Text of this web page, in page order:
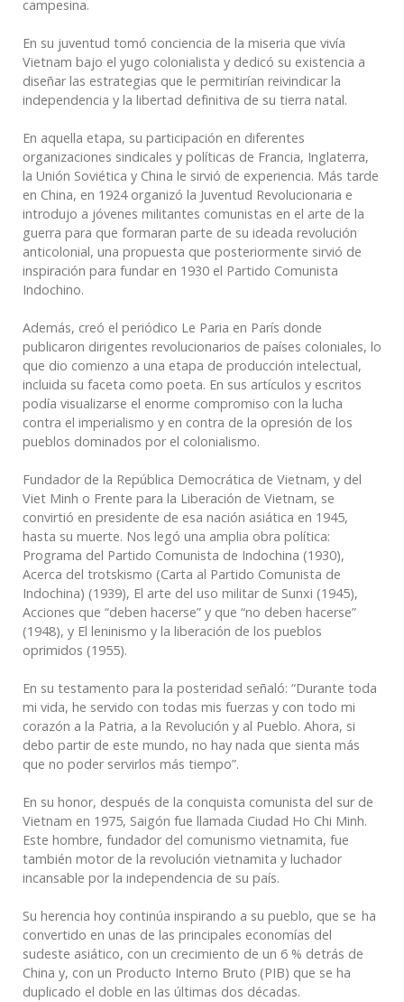
campesina.
En su juventud tomó conciencia de la miseria que vivía
Vietnam bajo el yugo colonialista y dedicó su existencia a
diseñar las estrategias que le permitirían reivindicar la
independencia y la libertad definitiva de su tierra natal.
En aquella etapa, su participación en diferentes
organizaciones sindicales y políticas de Francia, Inglaterra,
la Unión Soviética y China le sirvió de experiencia. Más tarde
en China, en 1924 organizó la Juventud Revolucionaria e
introdujo a jóvenes militantes comunistas en el arte de la
guerra para que formaran parte de su ideada revolución
anticolonial, una propuesta que posteriormente sirvió de
inspiración para fundar en 1930 el Partido Comunista
Indochino.
Además, creó el periódico Le Paria en París donde
publicaron dirigentes revolucionarios de países coloniales, lo
que dio comienzo a una etapa de producción intelectual,
incluida su faceta como poeta. En sus artículos y escritos
podía visualizarse el enorme compromiso con la lucha
contra el imperialismo y en contra de la opresión de los
pueblos dominados por el colonialismo.
Fundador de la República Democrática de Vietnam, y del
Viet Minh o Frente para la Liberación de Vietnam, se
convirtió en presidente de esa nación asiática en 1945,
hasta su muerte. Nos legó una amplia obra política:
Programa del Partido Comunista de Indochina (1930),
Acerca del trotskismo (Carta al Partido Comunista de
Indochina) (1939), El arte del uso militar de Sunxi (1945),
Acciones que “deben hacerse” y que “no deben hacerse”
(1948), y El leninismo y la liberación de los pueblos
oprimidos (1955).
En su testamento para la posteridad señaló: “Durante toda
mi vida, he servido con todas mis fuerzas y con todo mi
corazón a la Patria, a la Revolución y al Pueblo. Ahora, si
debo partir de este mundo, no hay nada que sienta más
que no poder servirlos más tiempo”.
En su honor, después de la conquista comunista del sur de
Vietnam en 1975, Saigón fue llamada Ciudad Ho Chi Minh.
Este hombre, fundador del comunismo vietnamita, fue
también motor de la revolución vietnamita y luchador
incansable por la independencia de su país.
Su herencia hoy continúa inspirando a su pueblo, que se ha
convertido en unas de las principales economías del
sudeste asiático, con un crecimiento de un 6 % detrás de
China y, con un Producto Interno Bruto (PIB) que se ha
duplicado el doble en las últimas dos décadas.